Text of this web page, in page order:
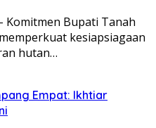
Komitmen Bupati Tanah
kesiapsiagaan
hutan…
Empat: Ikhtiar